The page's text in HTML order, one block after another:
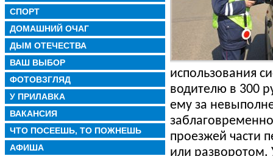
СПОРТ
ДОМАШНИЙ ОЧАГ
ДЫМ ОТЕЧЕСТВА
ВАШ ВЫБОР
ФОТОВЗГЛЯД
У ПРИЛАВКА
ВАКАНСИЯ
ЧТО ПОСЕЕШЬ, ТО ПОЖНЕШЬ
АФИША
использования
водителю в 300
ему за
заблаговременно
проезжей части
или разворотом.